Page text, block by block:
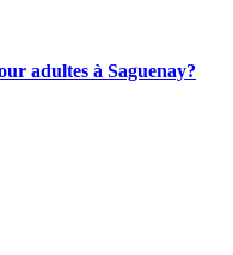
adultes à Saguenay?